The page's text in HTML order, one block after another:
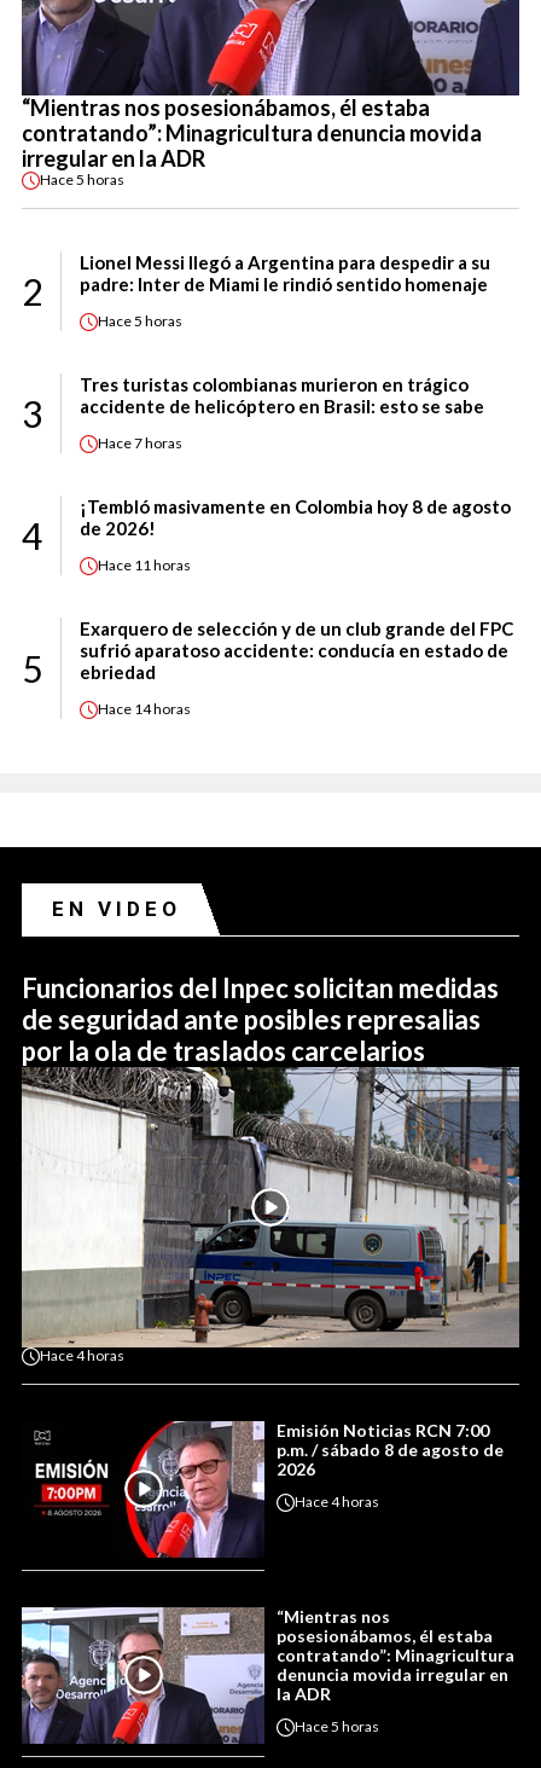
“Mientras nos posesionábamos, él estaba
contratando”: Minagricultura denuncia movida
irregular en la ADR
Hace5 horas
2
Lionel Messi llegó a Argentina para despedir a su
padre: Inter de Miami le rindió sentido homenaje
Hace5 horas
3
Tres turistas colombianas murieron en trágico
accidente de helicóptero en Brasil: esto se sabe
Hace7 horas
4
¡Tembló masivamente en Colombia hoy 8 de agosto
de 2026!
Hace 11 horas
5
Exarquero de selección y de un club grande del FPC
sufrió aparatoso accidente: conducía en estado de
ebriedad
Hace 14 horas
EN VIDEO
Funcionarios del Inpec solicitan medidas
de seguridad ante posibles represalias
por la ola de traslados carcelarios
Hace4 horas
Emisión Noticias RCN 7:00
p.m. / sábado 8 de agosto de
2026
Hace4 horas
“Mientras nos
posesionábamos, él estaba
contratando”: Minagricultura
denuncia movida irregular en
la ADR
Hace5 horas